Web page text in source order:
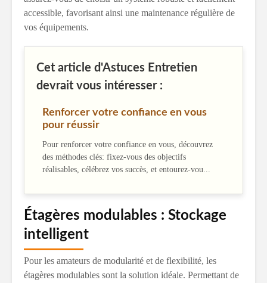
accessible, favorisant ainsi une maintenance régulière de
vos équipements.
Cet article d'Astuces Entretien
devrait vous intéresser :
Renforcer votre confiance en vous
pour réussir
Pour renforcer votre confiance en vous, découvrez
des méthodes clés: fixez-vous des objectifs
réalisables, célébrez vos succès, et entourez-vou...
Étagères modulables : Stockage
intelligent
Pour les amateurs de modularité et de flexibilité, les
étagères modulables sont la solution idéale. Permettant de